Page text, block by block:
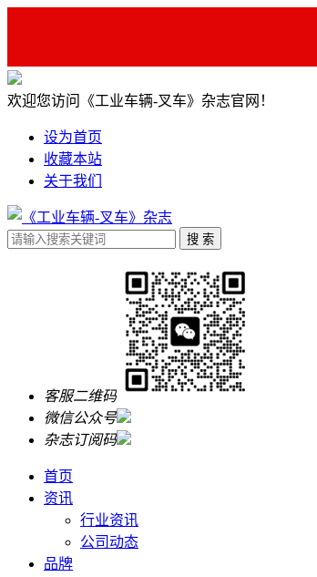
欢迎您访问《工业车辆-叉车》杂志官网！
设为首页
收藏本站
关于我们
客服二维码
微信公众号
杂志订阅码
首页
资讯
行业资讯
公司动态
品牌